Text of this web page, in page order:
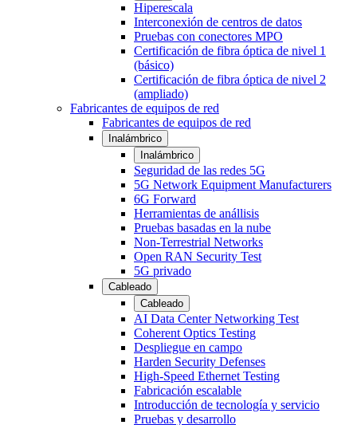
Hiperescala
Interconexión de centros de datos
Pruebas con conectores MPO
Certificación de fibra óptica de nivel 1
(básico)
Certificación de fibra óptica de nivel 2
(ampliado)
Fabricantes de equipos de red
Fabricantes de equipos de red
Inalámbrico
Inalámbrico
Seguridad de las redes 5G
5G Network Equipment Manufacturers
6G Forward
Herramientas de anállisis
Pruebas basadas en la nube
Non-Terrestrial Networks
Open RAN Security Test
5G privado
Cableado
Cableado
AI Data Center Networking Test
Coherent Optics Testing
Despliegue en campo
Harden Security Defenses
High-Speed Ethernet Testing
Fabricación escalable
Introducción de tecnología y servicio
Pruebas y desarrollo